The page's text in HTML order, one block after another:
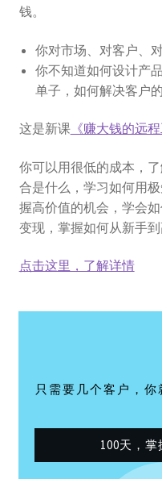
钱。
你对市场、对客户、
你不知道如何设计产
单子，如何解决客户
这是新课《赚大钱的远程
你可以用很低的成本，
合是什么，学习如何用
握高价值的机会，学会
变现，掌握如何从新手到
点击这里，了解详情
只需要几个客户，你
100天，